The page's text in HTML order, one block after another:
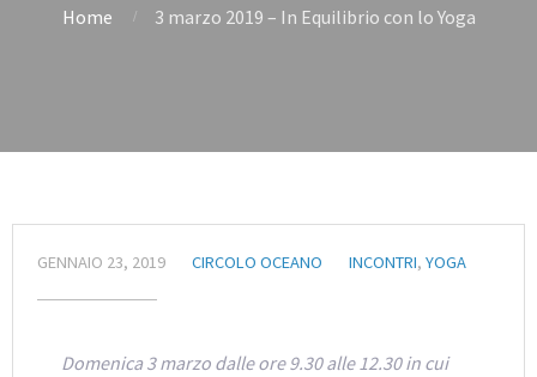
Home 3 marzo 2019 – In Equilibrio con lo Yoga
GENNAIO 23, 2019 CIRCOLO OCEANO INCONTRI, YOGA
Domenica 3 marzo dalle ore 9.30 alle 12.30 in cui